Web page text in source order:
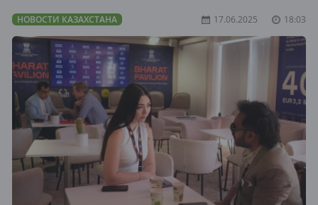
НОВОСТИ КАЗАХСТАНА 17.06.2025 18:03